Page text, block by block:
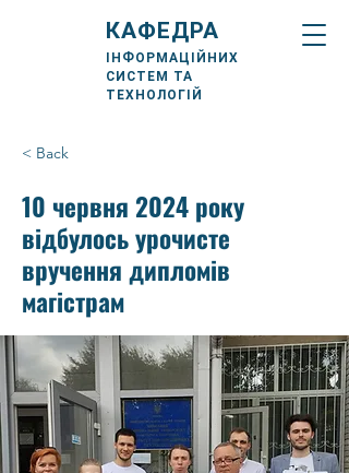
КАФЕДРА
ІНФОРМАЦІЙНИХ
СИСТЕМ ТА
ТЕХНОЛОГІЙ
< Back
10 червня 2024 року
відбулось урочисте
вручення дипломів
магістрам